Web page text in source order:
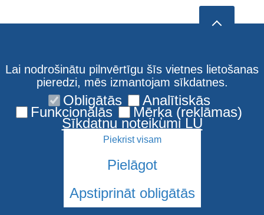
© 2026 Latvijas Universitāte. Visas tiesības aizsargātas
Lai nodrošinātu pilnvērtīgu šīs vietnes lietošanas
pieredzi, mēs izmantojam sīkdatnes.
Obligātās Analītiskās
Funkcionālās Mērķa (reklāmas)
Sīkdatņu noteikumi LU
Piekrist visam
Pielāgot
Apstiprināt obligātās